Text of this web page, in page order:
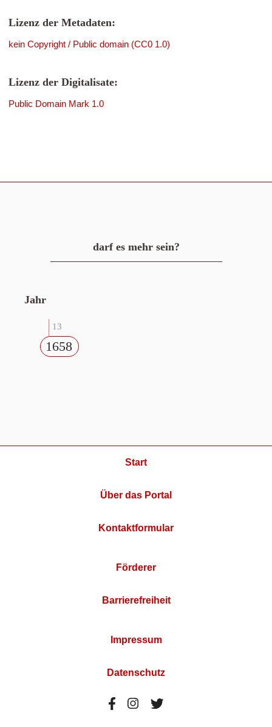
Lizenz der Metadaten:
kein Copyright / Public domain (CC0 1.0)
Lizenz der Digitalisate:
Public Domain Mark 1.0
darf es mehr sein?
Jahr
13
1658
Start
Über das Portal
Kontaktformular
Förderer
Barrierefreiheit
Impressum
Datenschutz